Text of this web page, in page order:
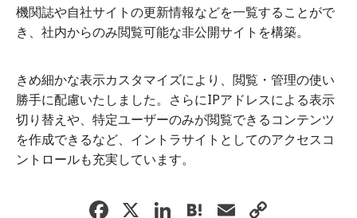
機関誌や自社サイトの更新情報などを一覧することがで
き、社内からのみ閲覧可能な非公開サイトを構築。
きめ細かな表示カスタマイズにより、閲覧・管理の使い
勝手に配慮いたしました。さらにIPアドレスによる表示
切り替えや、特定ユーザーのみが閲覧できるコンテンツ
を作成できるなど、イントラサイトとしてのアクセスコ
ントロールも充実しています。
F X Li H E